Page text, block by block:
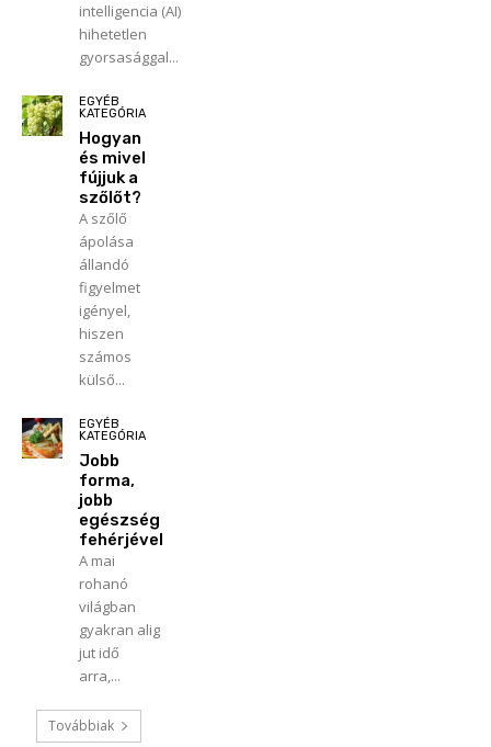
intelligencia (AI)
hihetetlen
gyorsasággal...
EGYÉB
KATEGÓRIA
Hogyan
és mivel
fújjuk a
szőlőt?
A szőlő
ápolása
állandó
figyelmet
igényel,
hiszen
számos
külső...
EGYÉB
KATEGÓRIA
Jobb
forma,
jobb
egészség
fehérjével
A mai
rohanó
világban
gyakran alig
jut idő
arra,...
Továbbiak